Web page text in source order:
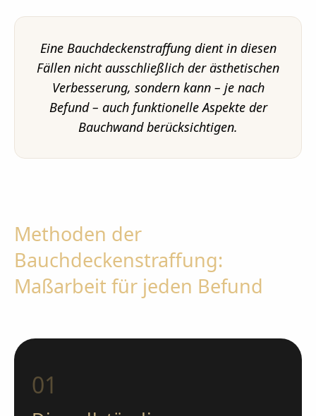
Eine Bauchdeckenstraffung dient in diesen
Fällen nicht ausschließlich der ästhetischen
Verbesserung, sondern kann – je nach
Befund – auch funktionelle Aspekte der
Bauchwand berücksichtigen.
Methoden der
Bauchdeckenstraffung:
Maßarbeit für jeden Befund
01